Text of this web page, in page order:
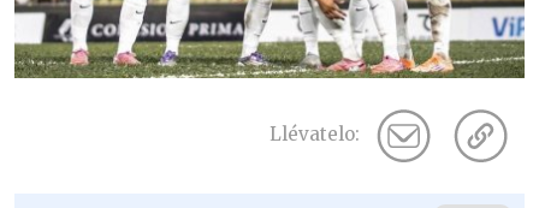
Llévatelo: